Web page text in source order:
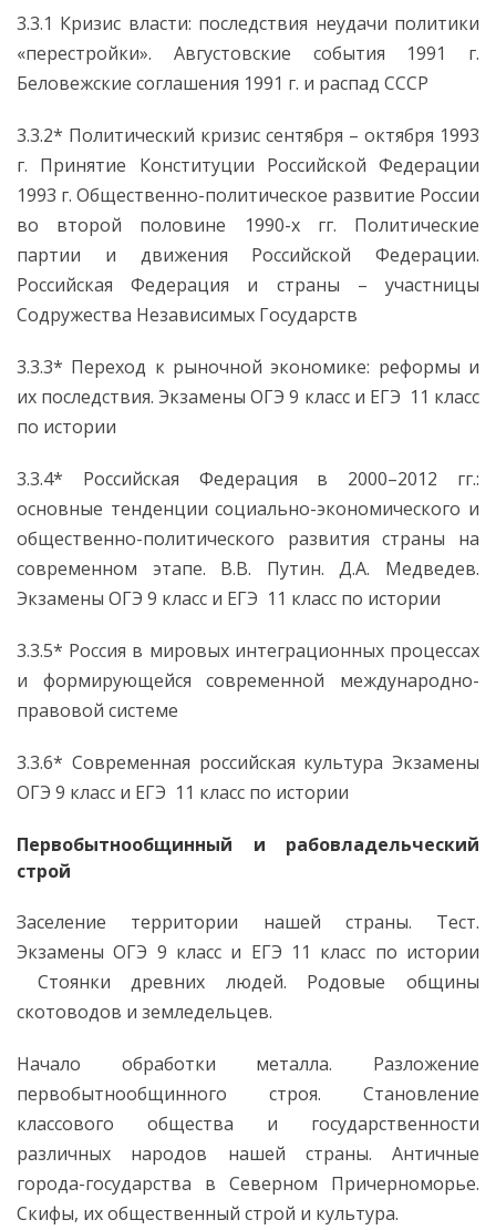
3.3.1 Кризис власти: последствия неудачи политики
«перестройки». Августовские события 1991 г.
Беловежские соглашения 1991 г. и распад СССР
3.3.2* Политический кризис сентября – октября 1993
г. Принятие Конституции Российской Федерации
1993 г. Общественно-политическое развитие России
во второй половине 1990-х гг. Политические
партии и движения Российской Федерации.
Российская Федерация и страны – участницы
Содружества Независимых Государств
3.3.3* Переход к рыночной экономике: реформы и
их последствия. Экзамены ОГЭ 9 класс и ЕГЭ 11 класс
по истории
3.3.4* Российская Федерация в 2000–2012 гг.:
основные тенденции социально-экономического и
общественно-политического развития страны на
современном этапе. В.В. Путин. Д.А. Медведев.
Экзамены ОГЭ 9 класс и ЕГЭ 11 класс по истории
3.3.5* Россия в мировых интеграционных процессах
и формирующейся современной международно-
правовой системе
3.3.6* Современная российская культура Экзамены
ОГЭ 9 класс и ЕГЭ 11 класс по истории
Первобытнообщинный и рабовладельческий
строй
Заселение территории нашей страны. Тест.
Экзамены ОГЭ 9 класс и ЕГЭ 11 класс по истории
Стоянки древних людей. Родовые общины
скотоводов и земледельцев.
Начало обработки металла. Разложение
первобытнообщинного строя. Становление
классового общества и государственности
различных народов нашей страны. Античные
города-государства в Северном Причерноморье.
Скифы, их общественный строй и культура.